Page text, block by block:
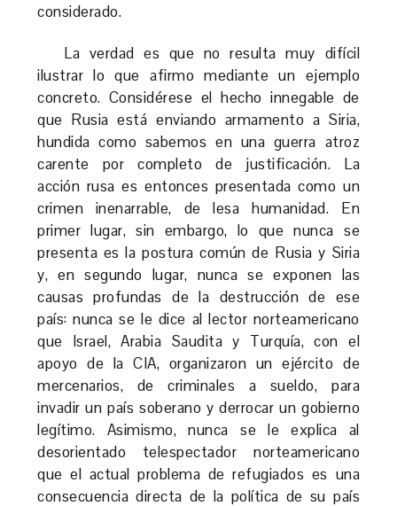
considerado.
La verdad es que no resulta muy difícil
ilustrar lo que afirmo mediante un ejemplo
concreto. Considérese el hecho innegable de
que Rusia está enviando armamento a Siria,
hundida como sabemos en una guerra atroz
carente por completo de justificación. La
acción rusa es entonces presentada como un
crimen inenarrable, de lesa humanidad. En
primer lugar, sin embargo, lo que nunca se
presenta es la postura común de Rusia y Siria
y, en segundo lugar, nunca se exponen las
causas profundas de la destrucción de ese
país: nunca se le dice al lector norteamericano
que Israel, Arabia Saudita y Turquía, con el
apoyo de la CIA, organizaron un ejército de
mercenarios, de criminales a sueldo, para
invadir un país soberano y derrocar un gobierno
legítimo. Asimismo, nunca se le explica al
desorientado telespectador norteamericano
que el actual problema de refugiados es una
consecuencia directa de la política de su país